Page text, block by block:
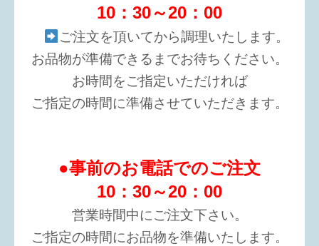
10：30～20：00
ご注文を頂いてから調理いたします。
お品物が準備できるまでお待ちください。
お時間をご指定いただければ
ご指定の時間に準備させていただきます。
●事前のお電話でのご注文
10：30～20：00
営業時間中にご注文下さい。
ご指定の時間にお品物を準備いたします。